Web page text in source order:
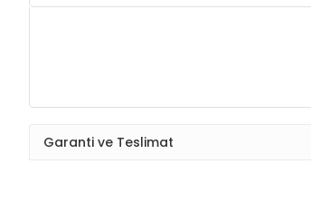
Garanti ve Teslimat